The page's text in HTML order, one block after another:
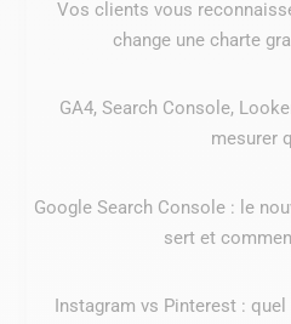
Vos clients vous
change une charte
GA4, Search Console,
mesurer
Google Search Console : le
sert et
Instagram vs Pinterest :